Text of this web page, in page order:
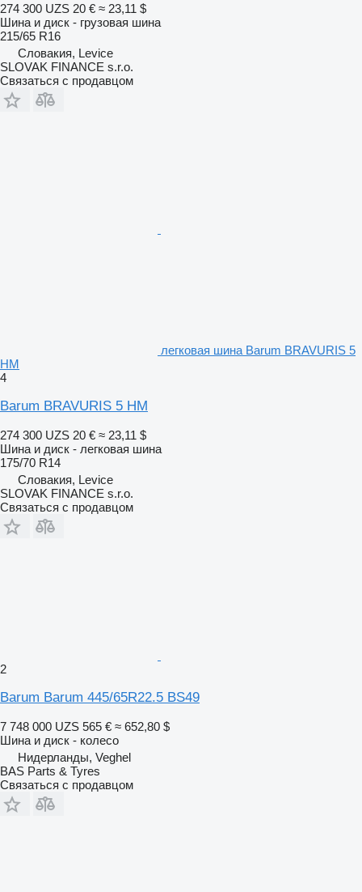
274 300 UZS 20 € ≈ 23,11 $
Шина и диск - грузовая шина
215/65 R16
Словакия, Levice
SLOVAK FINANCE s.r.o.
Связаться с продавцом
легковая шина Barum BRAVURIS 5
HM
4
Barum BRAVURIS 5 HM
274 300 UZS 20 € ≈ 23,11 $
Шина и диск - легковая шина
175/70 R14
Словакия, Levice
SLOVAK FINANCE s.r.o.
Связаться с продавцом
2
Barum Barum 445/65R22.5 BS49
7 748 000 UZS 565 € ≈ 652,80 $
Шина и диск - колесо
Нидерланды, Veghel
BAS Parts & Tyres
Связаться с продавцом